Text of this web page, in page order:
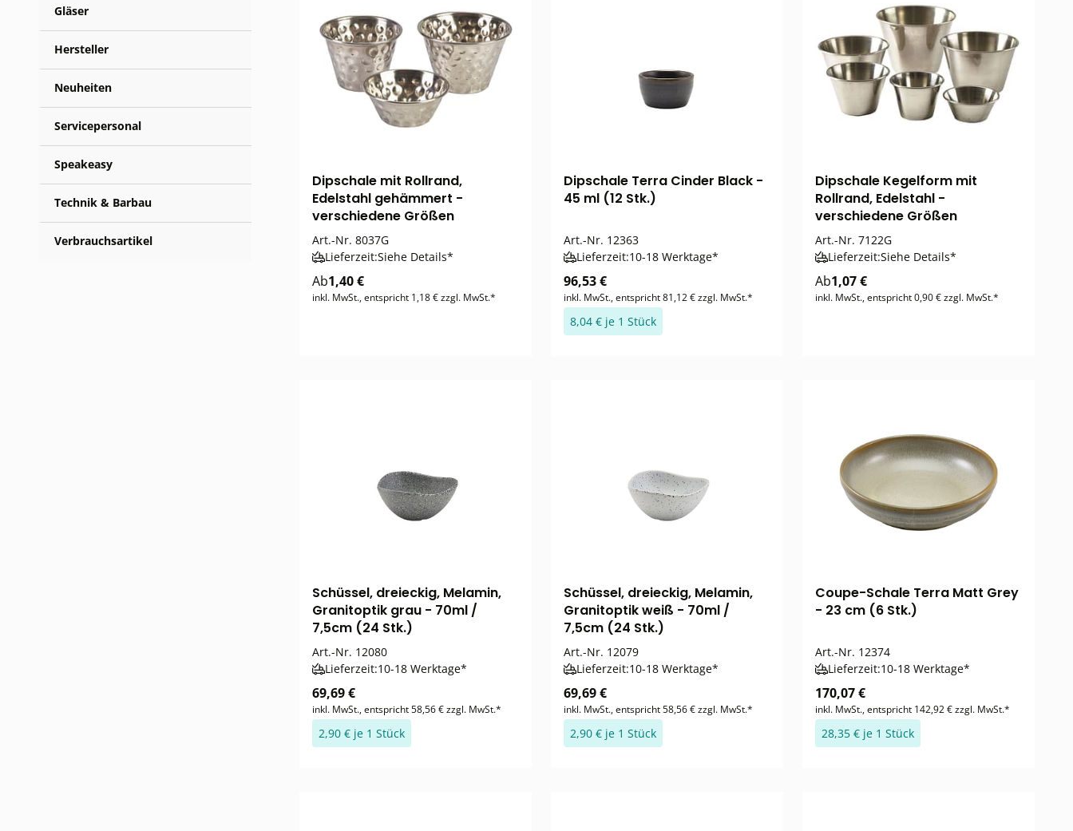
Gläser
Hersteller
Neuheiten
Servicepersonal
Speakeasy
Technik & Barbau
Verbrauchsartikel
Dipschale mit Rollrand,
Edelstahl gehämmert -
verschiedene Größen
Art.-Nr. 8037G
Lieferzeit:Siehe Details*
Ab1,40 €
inkl. MwSt., entspricht 1,18 € zzgl. MwSt.*
Dipschale Terra Cinder Black -
45 ml (12 Stk.)
Art.-Nr. 12363
Lieferzeit:10-18 Werktage*
96,53 €
inkl. MwSt., entspricht 81,12 € zzgl. MwSt.*
8,04 € je 1 Stück
Dipschale Kegelform mit
Rollrand, Edelstahl -
verschiedene Größen
Art.-Nr. 7122G
Lieferzeit:Siehe Details*
Ab1,07 €
inkl. MwSt., entspricht 0,90 € zzgl. MwSt.*
Schüssel, dreieckig, Melamin,
Granitoptik grau - 70ml /
7,5cm (24 Stk.)
Art.-Nr. 12080
Lieferzeit:10-18 Werktage*
69,69 €
inkl. MwSt., entspricht 58,56 € zzgl. MwSt.*
2,90 € je 1 Stück
Schüssel, dreieckig, Melamin,
Granitoptik weiß - 70ml /
7,5cm (24 Stk.)
Art.-Nr. 12079
Lieferzeit:10-18 Werktage*
69,69 €
inkl. MwSt., entspricht 58,56 € zzgl. MwSt.*
2,90 € je 1 Stück
Coupe-Schale Terra Matt Grey
- 23 cm (6 Stk.)
Art.-Nr. 12374
Lieferzeit:10-18 Werktage*
170,07 €
inkl. MwSt., entspricht 142,92 € zzgl. MwSt.*
28,35 € je 1 Stück